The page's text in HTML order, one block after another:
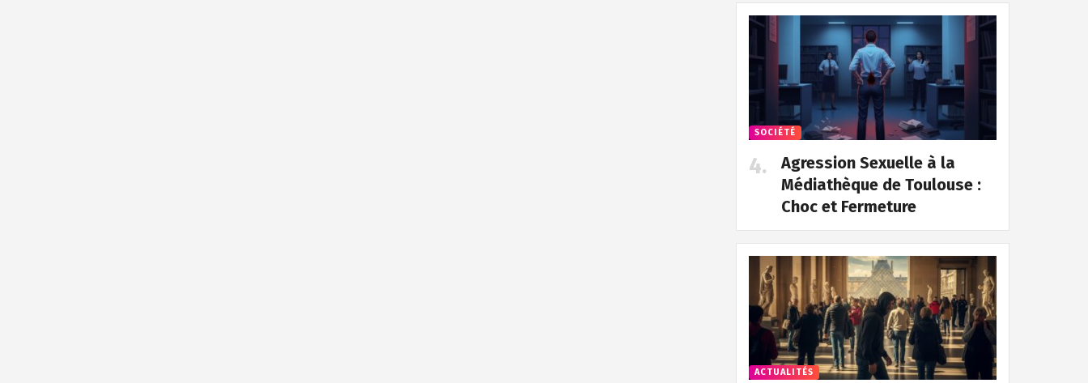
SOCIÉTÉ
Agression Sexuelle à la
Médiathèque de Toulouse :
Choc et Fermeture
ACTUALITÉS